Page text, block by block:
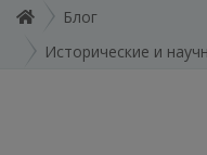
Блог
Исторические и